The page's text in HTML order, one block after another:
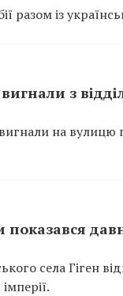
разом із
з
на вулицю
показався
села Гіген